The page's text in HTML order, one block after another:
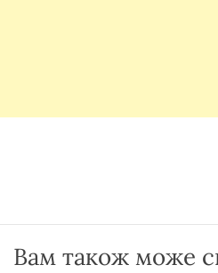
Вам також може